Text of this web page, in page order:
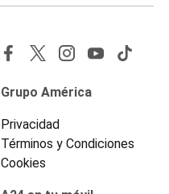
Grupo América
Privacidad
Términos y Condiciones
Cookies